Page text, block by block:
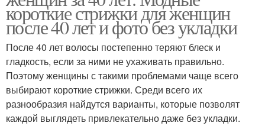
короткие стрижки для женщин
после 40 лет и фото без укладки
После 40 лет волосы постепенно теряют блеск и
гладкость, если за ними не ухаживать правильно.
Поэтому женщины с такими проблемами чаще всего
выбирают короткие стрижки. Среди всего их
разнообразия найдутся варианты, которые позволят
каждой выглядеть привлекательно даже без укладки.